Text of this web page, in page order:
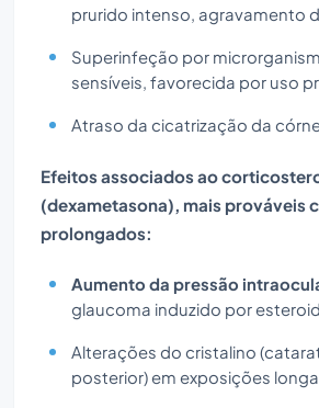
prurido intenso, agravamento
Superinfeção por
sensíveis, favorecida por uso
Atraso da cicatrização da
Efeitos associados ao
(dexametasona), mais prováveis
prolongados:
Aumento da pressão
glaucoma induzido por
Alterações do cristalino
posterior) em exposições